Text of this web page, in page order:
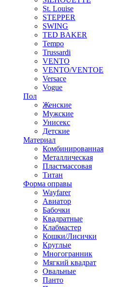
St. Louise
STEPPER
SWING
TED BAKER
Tempo
Trussardi
VENTO
VENTO/VENTOE
Versace
Vogue
Пол
Женские
Мужские
Унисекс
Детские
Материал
Комбинированная
Металлическая
Пластмассовая
Титан
Форма оправы
Wayfarer
Авиатор
Бабочки
Квадратные
Клабмастер
Кошки/Лисички
Круглые
Многогранник
Мягкий квадрат
Овальные
Панто